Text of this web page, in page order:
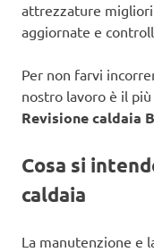
attrezzature
aggiornate e
Per non farvi
nostro lavoro è il
Revisione caldaia
Cosa si
caldaia
La manutenzione e